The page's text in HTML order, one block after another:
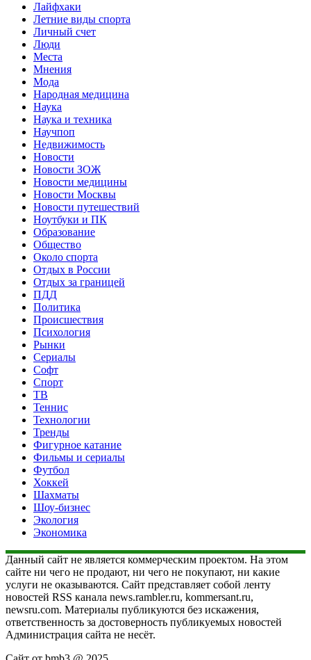
Лайфхаки
Летние виды спорта
Личный счет
Люди
Места
Мнения
Мода
Народная медицина
Наука
Наука и техника
Научпоп
Недвижимость
Новости
Новости ЗОЖ
Новости медицины
Новости Москвы
Новости путешествий
Ноутбуки и ПК
Образование
Общество
Около спорта
Отдых в России
Отдых за границей
ПДД
Политика
Происшествия
Психология
Рынки
Сериалы
Софт
Спорт
ТВ
Теннис
Технологии
Тренды
Фигурное катание
Фильмы и сериалы
Футбол
Хоккей
Шахматы
Шоу-бизнес
Экология
Экономика
Данный сайт не является коммерческим проектом. На этом
сайте ни чего не продают, ни чего не покупают, ни какие
услуги не оказываются. Сайт представляет собой ленту
новостей RSS канала news.rambler.ru, kommersant.ru,
newsru.com. Материалы публикуются без искажения,
ответственность за достоверность публикуемых новостей
Администрация сайта не несёт.